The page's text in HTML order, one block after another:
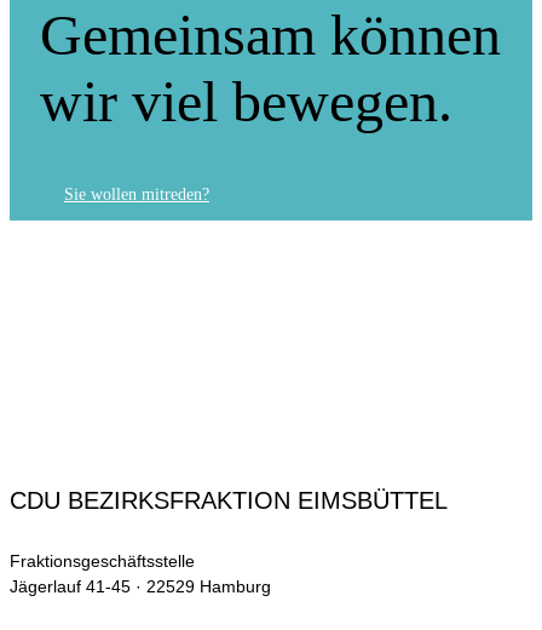
Gemeinsam können
wir viel bewegen.
Sie wollen mitreden?
CDU BEZIRKSFRAKTION EIMSBÜTTEL
Fraktionsgeschäftsstelle
Jägerlauf 41-45 · 22529 Hamburg